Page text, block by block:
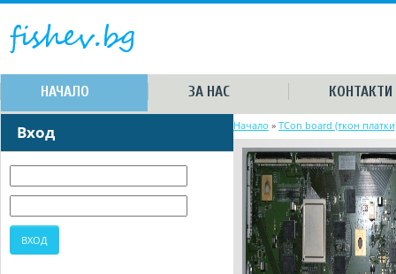
НАЧАЛО ЗА НАС КОНТАКТИ
Вход Начало » TCon board (ткон